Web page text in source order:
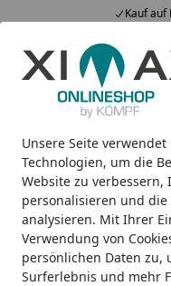
Unsere Seite
Technologien, um die
Website zu
personalisieren und
analysieren. Mit Ihrer
Verwendung von
persönlichen Daten zu,
Surferlebnis und mehr
Kauf auf
Alle Produkte
Mein Konto
Suchen
Startseite
Kontakt
Sie haben Fragen zu
Ablauf Ihrer
aufnehmen. Wir